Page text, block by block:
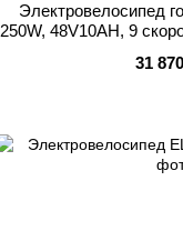
Электровелосипед
250W, 48V10AH, 9
31